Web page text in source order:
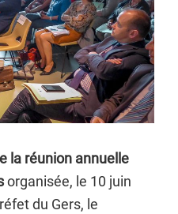
la réunion annuelle
organisée, le 10 juin
du Gers, le